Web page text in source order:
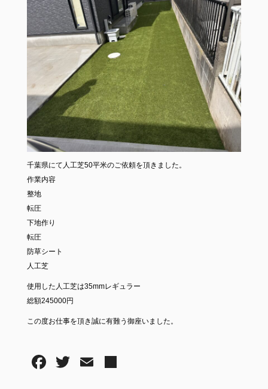
千葉県にて人工芝50平米のご依頼を頂きました。
作業内容
整地
転圧
下地作り
転圧
防草シート
人工芝
使用した人工芝は35mmレギュラー
総額245000円
この度お仕事を頂き誠に有難う御座いました。